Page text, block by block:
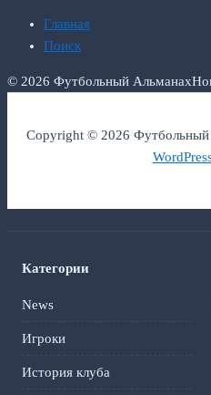
Главная
Поиск
© 2026 Футбольный Альманах
Copyright © 2026 Футбольный
Категории
News
Игроки
История клуба